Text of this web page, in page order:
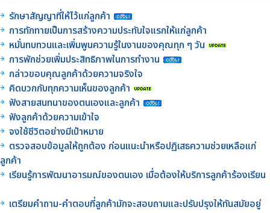
รักษาสัญญาที่ให้ไว้แก่ลูกค้า
การทักทายเป็นการสร้างความประทับใจแรกให้แก่ลูกค้า
หมั่นทบทวนและเพิ่มพูนความรู้ในงานของคุณทุก ๆ วัน
การพักช่วยเพิ่มประสิทธิภาพในการทำงาน
กล่าวขอบคุณลูกค้าด้วยความจริงใจ
คิดบวกกับทุกความเห็นของลูกค้า
ฟังสายสนทนาของตนเองและลูกค้า
ฟังลูกค้าด้วยความเข้าใจ
จงใช้ชีวิตอย่างมีเป้าหมาย
ตรวจสอบข้อมูลให้ถูกต้อง ก่อนแนะนำหรือปฏิเสธความช่วยเหลือแก่
ลูกค้า
เรียนรู้การพัฒนาอารมณ์ของตนเอง เมื่อต้องให้บริการลูกค้าร้องเรียน
เตรียมคำถาม-คำตอบที่ลูกค้ามักจะสอบถามและปรับปรุงให้ทันสมัยอยู่